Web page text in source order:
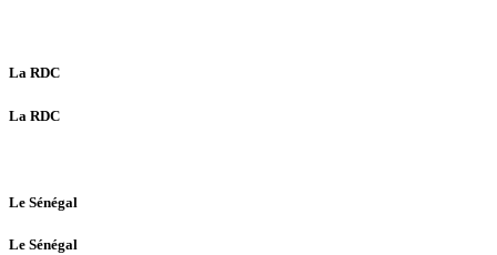
La RDC
La RDC
Le Sénégal
Le Sénégal